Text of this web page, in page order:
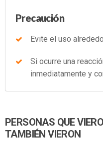
Precaución
Evite el uso
Si ocurre una
inmediatamente y
PERSONAS QUE
TAMBIÉN VIERON